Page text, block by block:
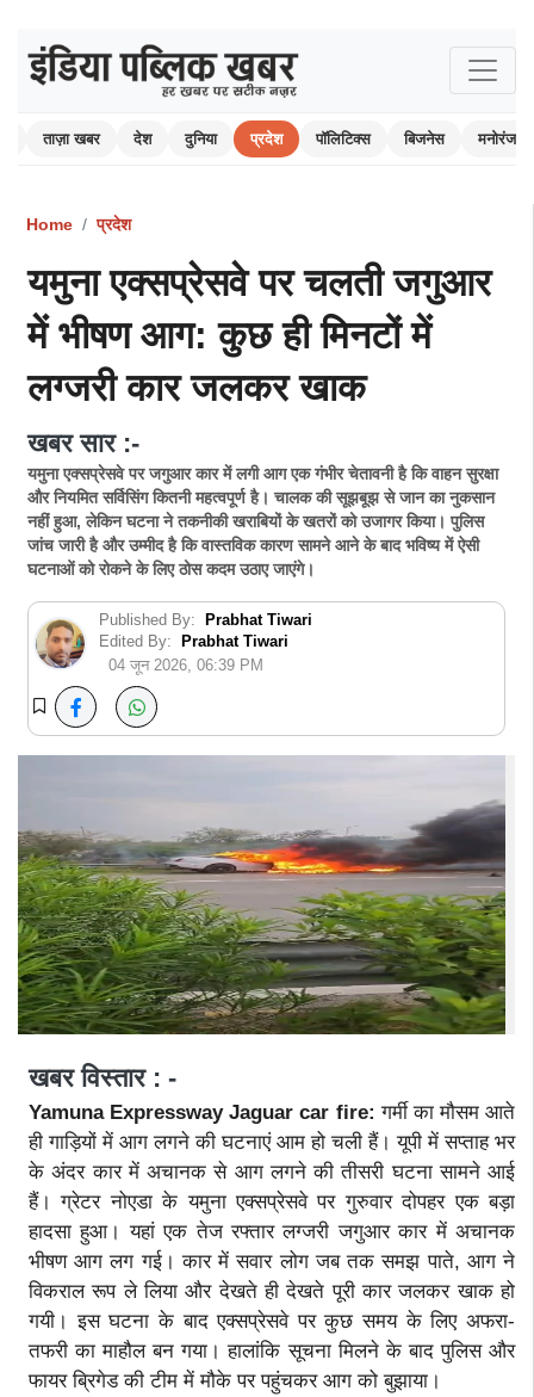
ताज़ा खबर देश दुनिया प्रदेश पॉलिटिक्स बिजनेस मनोरंजन
Home प्रदेश
यमुना एक्सप्रेसवे पर चलती जगुआर
में भीषण आग: कुछ ही मिनटों में
लग्जरी कार जलकर खाक
खबर सार :-
यमुना एक्सप्रेसवे पर जगुआर कार में लगी आग एक गंभीर चेतावनी है कि वाहन सुरक्षा
और नियमित सर्विसिंग कितनी महत्वपूर्ण है। चालक की सूझबूझ से जान का नुकसान
नहीं हुआ, लेकिन घटना ने तकनीकी खराबियों के खतरों को उजागर किया। पुलिस
जांच जारी है और उम्मीद है कि वास्तविक कारण सामने आने के बाद भविष्य में ऐसी
घटनाओं को रोकने के लिए ठोस कदम उठाए जाएंगे।
Published By:
Prabhat Tiwari
Edited By:
Prabhat Tiwari
04 जून 2026, 06:39 PM
खबर विस्तार : -
Yamuna Expressway Jaguar car fire:गर्मी का मौसम आते
ही गाड़ियों में आग लगने की घटनाएं आम हो चली हैं। यूपी में सप्ताह भर
के अंदर कार में अचानक से आग लगने की तीसरी घटना सामने आई
हैं।
ग्रेटर नोएडा के यमुना एक्सप्रेसवे पर गुरुवार दोपहर एक बड़ा
हादसा हुआ। यहां एक तेज रफ्तार लग्जरी जगुआर कार में अचानक
भीषण आग लग गई। कार में सवार लोग जब तक समझ पाते, आग ने
विकराल रूप ले लिया और देखते ही देखते पूरी कार जलकर खाक हो
गयी। इस घटना के बाद एक्सप्रेसवे पर कुछ समय के लिए अफरा-
तफरी का माहौल बन गया। हालांकि सूचना मिलने के बाद पुलिस और
फायर ब्रिगेड की टीम में मौके पर पहुंचकर आग को बुझाया।